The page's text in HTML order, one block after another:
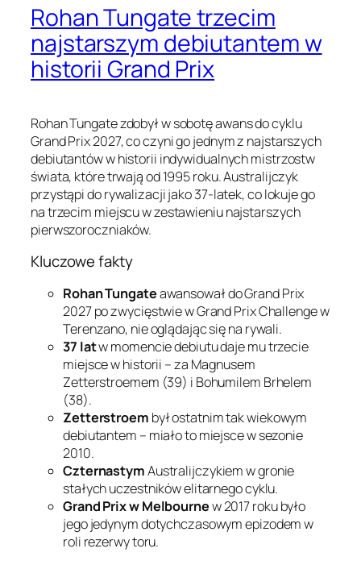
Rohan Tungate trzecim
najstarszym debiutantem w
historii Grand Prix
Rohan Tungate zdobył w sobotę awans do cyklu
Grand Prix 2027, co czyni go jednym z najstarszych
debiutantów w historii indywidualnych mistrzostw
świata, które trwają od 1995 roku. Australijczyk
przystąpi do rywalizacji jako 37-latek, co lokuje go
na trzecim miejscu w zestawieniu najstarszych
pierwszoroczniaków.
Kluczowe fakty
Rohan Tungateawansował do Grand Prix
2027 po zwycięstwie w Grand Prix Challenge w
Terenzano, nie oglądając się na rywali.
37 latw momencie debiutu daje mu trzecie
miejsce w historii – za Magnusem
Zetterstroemem (39) i Bohumilem Brhelem
(38).
Zetterstroem był ostatnim tak wiekowym
debiutantem – miało to miejsce w sezonie
2010.
CzternastymAustralijczykiem w gronie
stałych uczestników elitarnego cyklu.
Grand Prix w Melbournew 2017 roku było
jego jedynym dotychczasowym epizodem w
roli rezerwy toru.